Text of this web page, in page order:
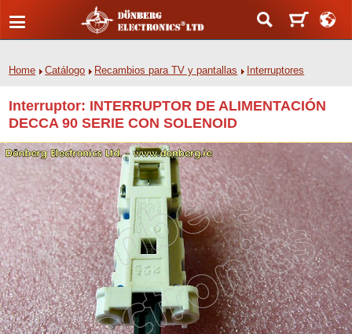
Home Catálogo Recambios para TV y pantallas Interruptores
Interruptor: INTERRUPTOR DE ALIMENTACIÓN
DECCA 90 SERIE CON SOLENOID